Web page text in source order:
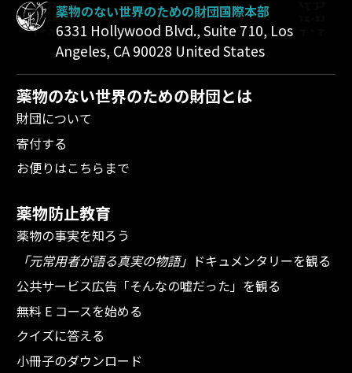
薬物のない世界のための財団国際本部
6331 Hollywood Blvd., Suite 710, Los
Angeles, CA 90028 United States
薬物のない世界のための財団とは
財団について
寄付する
お便りはこちらまで
薬物防止教育
薬物の事実を知ろう
「元常用者が語る真実の物語」 ドキュメンタリーを観る
公共サービス広告「そんなの嘘だった」を観る
無料 E コースを始める
クイズに答える
小冊子のダウンロード